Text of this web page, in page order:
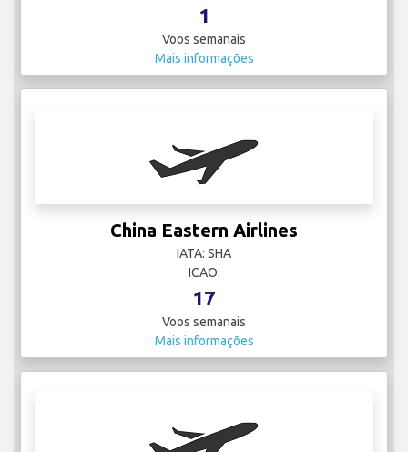
1
Voos semanais
Mais informações
China Eastern Airlines
IATA: SHA
ICAO:
17
Voos semanais
Mais informações